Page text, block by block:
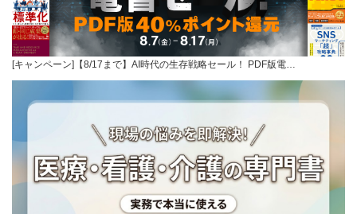
[キャンペーン]【8/17まで】AI時代の生存戦略セール！ PDF版電…